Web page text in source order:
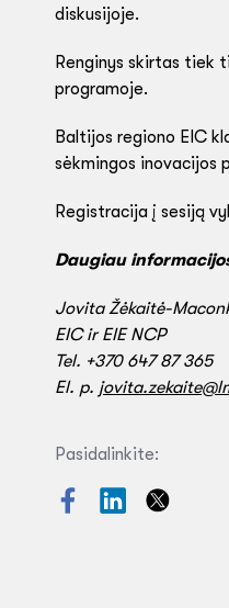
diskusijoje.
Renginys skirtas tiek
programoje.
Baltijos regiono EIC
sėkmingos inovacijos
Registracija į sesiją
Daugiau
Jovita Žėkaitė-
EIC ir EIE NCP
Tel. +370 647 87 365
El. p.
Pasidalinkite: